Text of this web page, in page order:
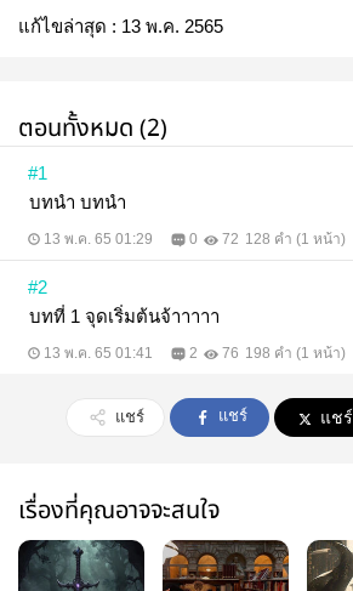
แก้ไขล่าสุด : 13 พ.ค. 2565
ตอนทั้งหมด (2)
#1
บทนำ บทนำ
13 พ.ค. 65 01:29 0 72 128 คำ (1 หน้า)
#2
บทที่ 1 จุดเริ่มต้นจ้าาาาา
13 พ.ค. 65 01:41 2 76 198 คำ (1 หน้า)
แชร์ แชร์ แชร์
เรื่องที่คุณอาจจะสนใจ